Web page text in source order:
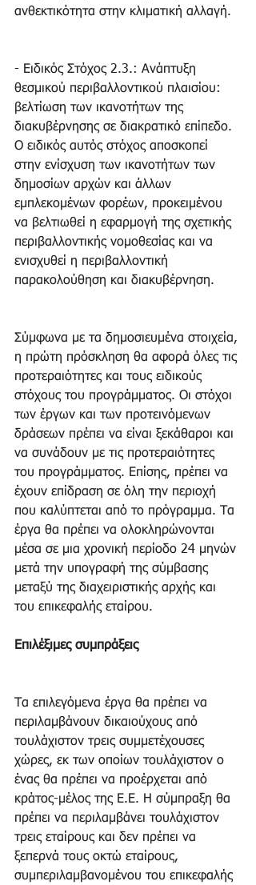
ανθεκτικότητα στην κλιματική αλλαγή.
- Ειδικός Στόχος 2.3.: Ανάπτυξη
θεσμικού περιβαλλοντικού πλαισίου:
βελτίωση των ικανοτήτων της
διακυβέρνησης σε διακρατικό επίπεδο.
Ο ειδικός αυτός στόχος αποσκοπεί
στην ενίσχυση των ικανοτήτων των
δημοσίων αρχών και άλλων
εμπλεκομένων φορέων, προκειμένου
να βελτιωθεί η εφαρμογή της σχετικής
περιβαλλοντικής νομοθεσίας και να
ενισχυθεί η περιβαλλοντική
παρακολούθηση και διακυβέρνηση.
Σύμφωνα με τα δημοσιευμένα στοιχεία,
η πρώτη πρόσκληση θα αφορά όλες τις
προτεραιότητες και τους ειδικούς
στόχους του προγράμματος. Οι στόχοι
των έργων και των προτεινόμενων
δράσεων πρέπει να είναι ξεκάθαροι και
να συνάδουν με τις προτεραιότητες
του προγράμματος. Επίσης, πρέπει να
έχουν επίδραση σε όλη την περιοχή
που καλύπτεται από το πρόγραμμα. Τα
έργα θα πρέπει να ολοκληρώνονται
μέσα σε μια χρονική περίοδο 24 μηνών
μετά την υπογραφή της σύμβασης
μεταξύ της διαχειριστικής αρχής και
του επικεφαλής εταίρου.
Επιλέξιμες συμπράξεις
Τα επιλεγόμενα έργα θα πρέπει να
περιλαμβάνουν δικαιούχους από
τουλάχιστον τρεις συμμετέχουσες
χώρες, εκ των οποίων τουλάχιστον ο
ένας θα πρέπει να προέρχεται από
κράτος-μέλος της Ε.Ε. Η σύμπραξη θα
πρέπει να περιλαμβάνει τουλάχιστον
τρεις εταίρους και δεν πρέπει να
ξεπερνά τους οκτώ εταίρους,
συμπεριλαμβανομένου του επικεφαλής